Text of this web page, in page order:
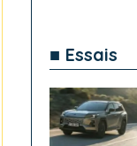
■ Essais